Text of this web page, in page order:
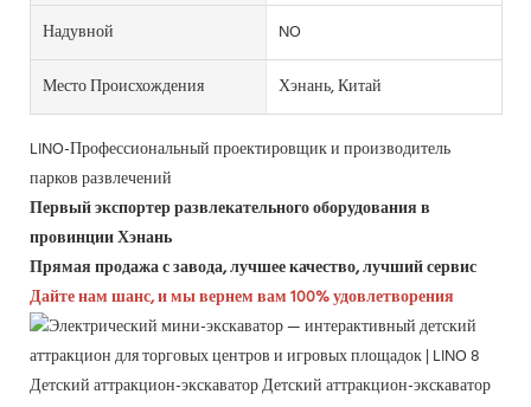
Надувной
NO
Место Происхождения
Хэнань, Китай
LINO-Профессиональный проектировщик и производитель
парков развлечений
Первый экспортер развлекательного оборудования в
провинции Хэнань
Прямая продажа с завода, лучшее качество, лучший сервис
Дайте нам шанс, и мы вернем вам 100% удовлетворения
Детский аттракцион-экскаватор Детский аттракцион-экскаватор